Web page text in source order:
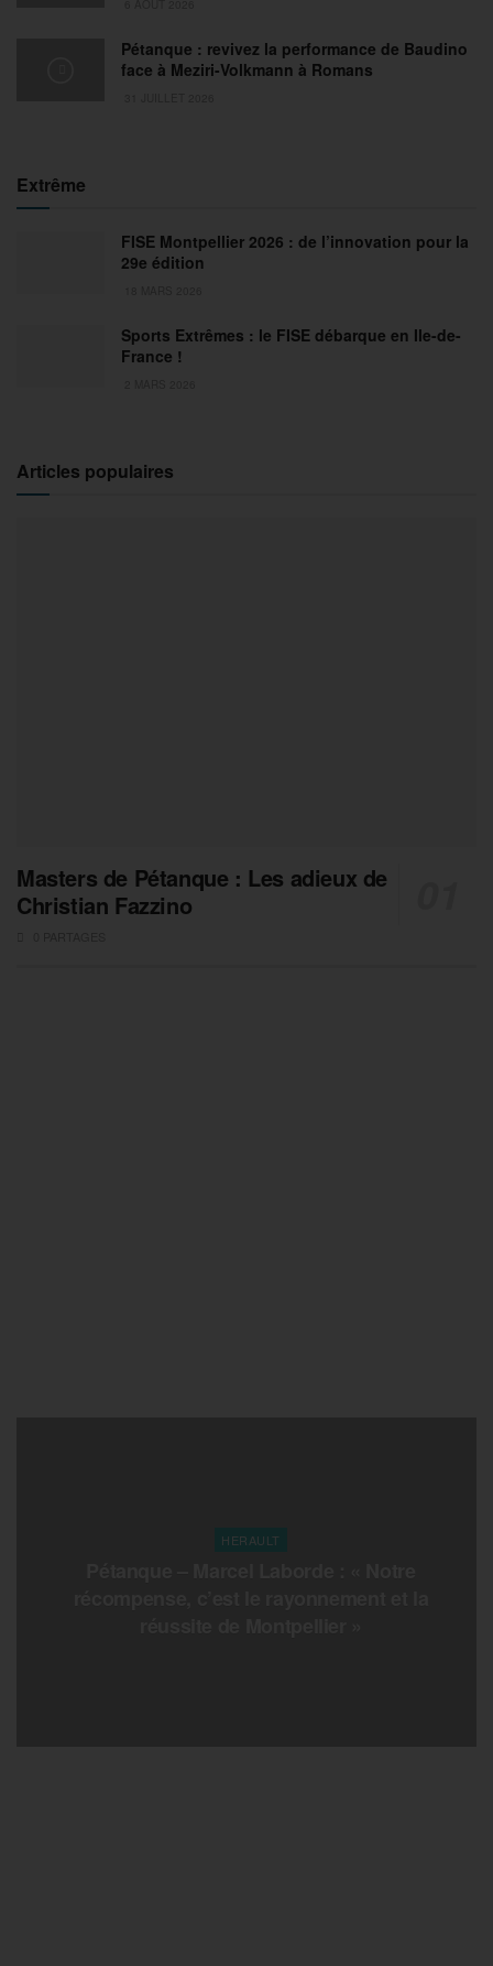
Pétanque : revivez la performance de Baudino
face à Meziri-Volkmann à Romans
Extrême
FISE Montpellier 2026 : de l’innovation pour la
29e édition
Sports Extrêmes : le FISE débarque en Ile-de-
France !
Articles populaires
Masters de Pétanque : Les adieux de
Christian Fazzino
HERAULT